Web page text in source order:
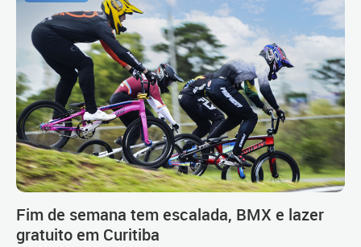
Fim de semana tem escalada, BMX e lazer
gratuito em Curitiba